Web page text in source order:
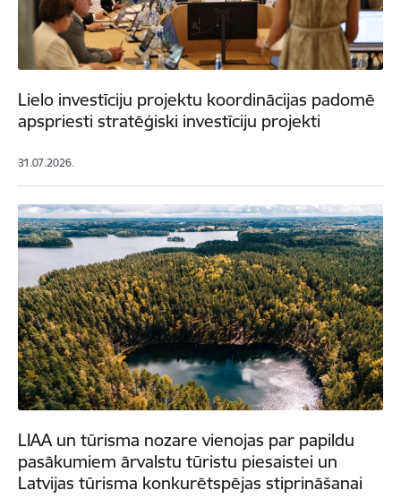
Lielo investīciju projektu koordinācijas padomē
apspriesti stratēģiski investīciju projekti
31.07.2026.
LIAA un tūrisma nozare vienojas par papildu
pasākumiem ārvalstu tūristu piesaistei un
Latvijas tūrisma konkurētspējas stiprināšanai